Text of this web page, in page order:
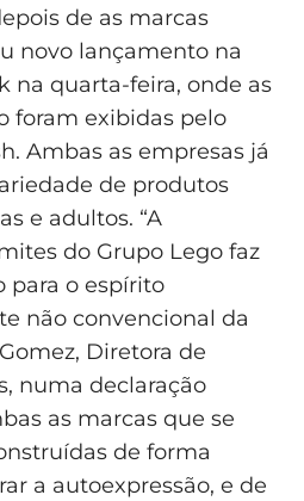
de as marcas
novo lançamento na
na quarta-feira, onde as
foram exibidas pelo
Ambas as empresas já
de produtos
e adultos. “A
do Grupo Lego faz
para o espírito
não convencional da
Diretora de
numa declaração
as marcas que se
de forma
a autoexpressão, e de